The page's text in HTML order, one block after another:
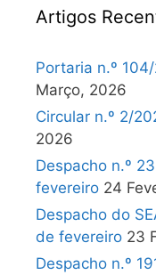
Artigos
Portaria n.º
Março, 2026
Circular n.º 2/
2026
Despacho n.º
fevereiro 24
Despacho do
de fevereiro 23
Despacho n.º